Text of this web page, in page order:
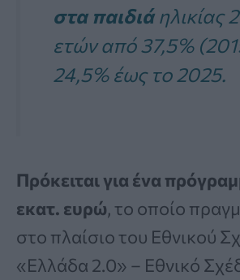
στα παιδιάηλικίας
ετών από 37,5%
24,5% έως το 2025.
Πρόκειται για ένα
εκατ. ευρώ, το οποίο
στο πλαίσιο του Εθνικού
«Ελλάδα 2.0» – Εθνικό